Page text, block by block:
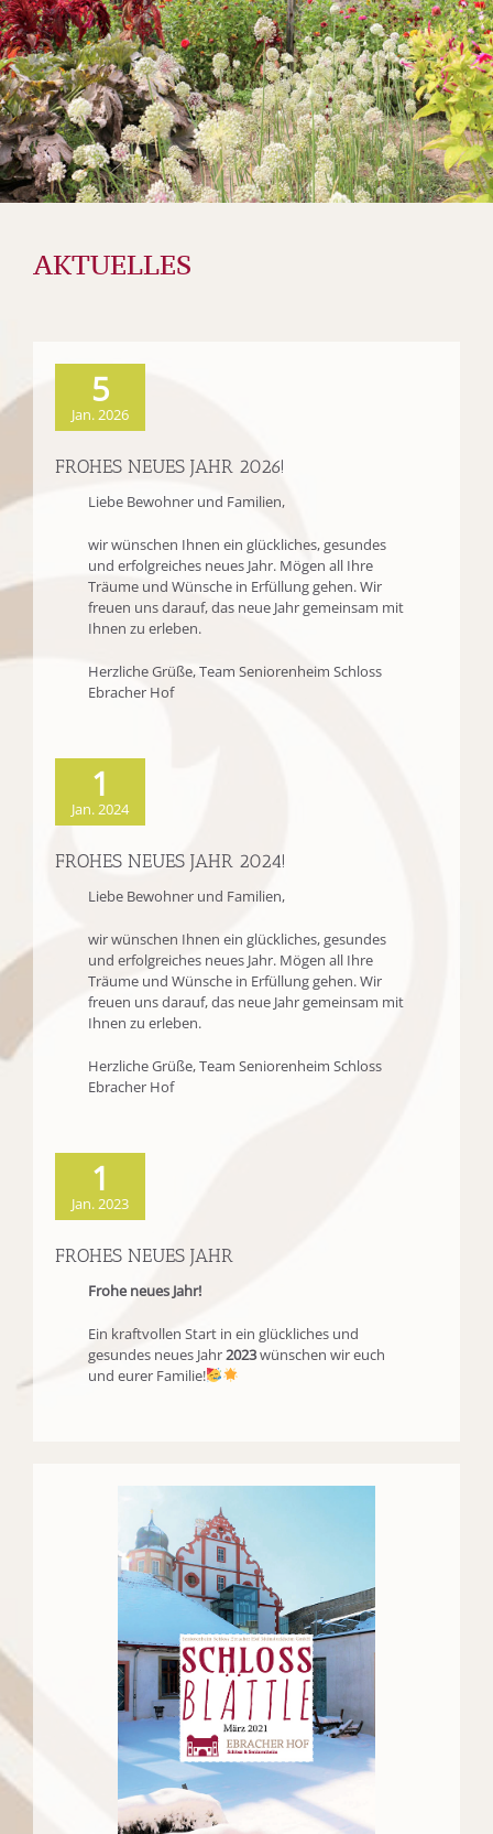
AKTUELLES
5
Jan. 2026
FROHES NEUES JAHR 2026!
Liebe Bewohner und Familien,
wir wünschen Ihnen ein glückliches, gesundes
und erfolgreiches neues Jahr. Mögen all Ihre
Träume und Wünsche in Erfüllung gehen. Wir
freuen uns darauf, das neue Jahr gemeinsam mit
Ihnen zu erleben.
Herzliche Grüße, Team Seniorenheim Schloss
Ebracher Hof
1
Jan. 2024
FROHES NEUES JAHR 2024!
Liebe Bewohner und Familien,
wir wünschen Ihnen ein glückliches, gesundes
und erfolgreiches neues Jahr. Mögen all Ihre
Träume und Wünsche in Erfüllung gehen. Wir
freuen uns darauf, das neue Jahr gemeinsam mit
Ihnen zu erleben.
Herzliche Grüße, Team Seniorenheim Schloss
Ebracher Hof
1
Jan. 2023
FROHES NEUES JAHR
Frohe neues Jahr!
Ein kraftvollen Start in ein glückliches und
gesundes neues Jahr2023wünschen wir euch
und eurer Familie!